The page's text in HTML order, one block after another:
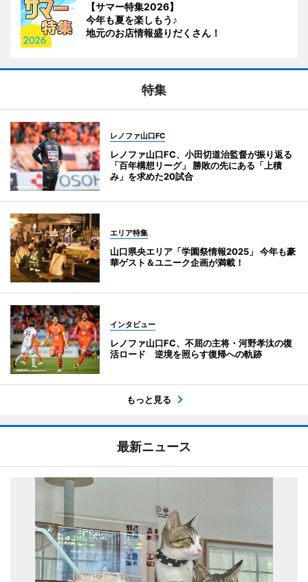
【サマー特集2026】
今年も夏を楽しもう♪
地元のお店情報盛りだくさん！
特集
レノファ山口FC
レノファ山口FC、小田切道治監督が振り返る
「百年構想リーグ」 勝敗の先にある「上積
み」を求めた20試合
エリア特集
山口県央エリア「学園祭情報2025」 今年も豪
華ゲスト＆ユニーク企画が満載！
インタビュー
レノファ山口FC、不屈の主将・河野孝汰の復
活ロード 逆境を照らす復帰への軌跡
もっと見る
最新ニュース